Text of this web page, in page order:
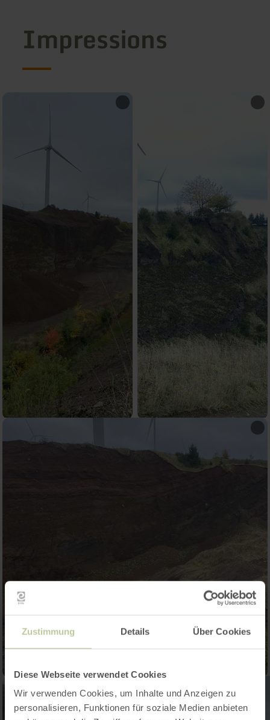
Zustimmung Details Über Cookies
Diese Webseite verwendet Cookies
Wir verwenden Cookies, um Inhalte und Anzeigen zu
personalisieren, Funktionen für soziale Medien anbieten
Impressions